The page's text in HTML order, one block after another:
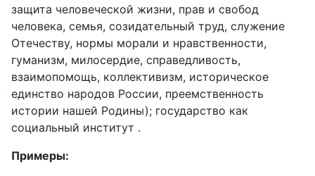
защита человеческой жизни, прав и свобод
человека, семья, созидательный труд, служение
Отечеству, нормы морали и нравственности,
гуманизм, милосердие, справедливость,
взаимопомощь, коллективизм, историческое
единство народов России, преемственность
истории нашей Родины); государство как
социальный институт .
Примеры: